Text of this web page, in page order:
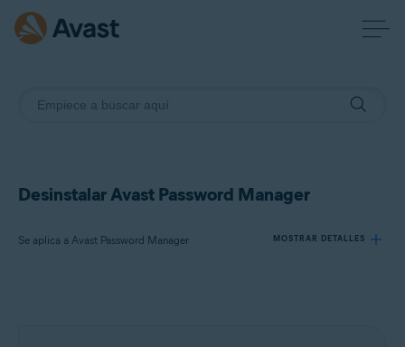
Desinstalar Avast Password Manager
Se aplica a Avast Password Manager MOSTRAR DETALLES